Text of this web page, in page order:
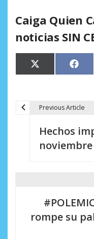
Caiga Quien
noticias SIN
Compartir
en
X
(Twitter) en
Previous Article
Hechos
noviembre
rompe su